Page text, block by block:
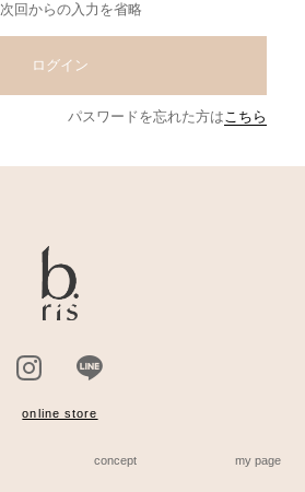
次回からの入力を省略
ログイン
パスワードを忘れた方は こちら
online store
concept my page